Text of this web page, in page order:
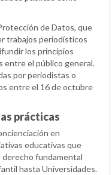
de Datos, que
trabajos periodísticos
los principios
entre el público general.
por periodistas o
entre el 16 de octubre
prácticas
en
educativas que
fundamental
hasta Universidades.